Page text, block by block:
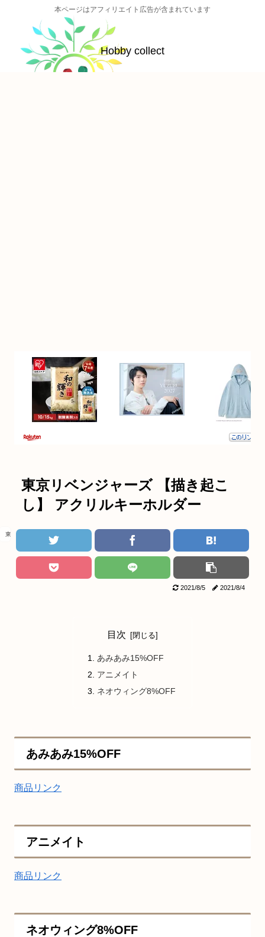
本ページはアフィリエイト広告が含まれています
Hobby collect
東京リベンジャーズ 【描き起こ
し】 アクリルキーホルダー
東京リベンジャーズ
2021/8/5 2021/8/4
目次
あみあみ15%OFF
アニメイト
ネオウィング8%OFF
あみあみ15%OFF
商品リンク
アニメイト
商品リンク
ネオウィング8%OFF